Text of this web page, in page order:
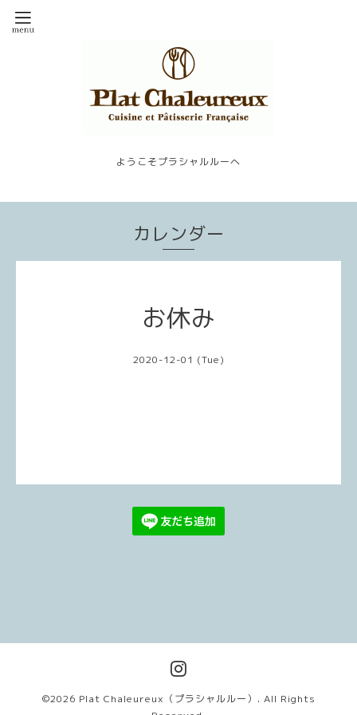
ようこそプラシャルルーへ
カレンダー
お休み
2020-12-01 (Tue)
©2026 Plat Chaleureux（プラシャルルー） . All Rights